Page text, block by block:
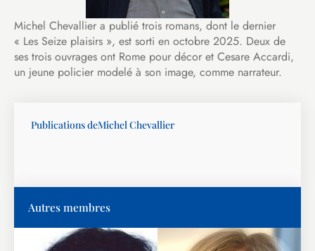
Michel Chevallier a publié trois romans, dont le dernier
« Les Seize plaisirs », est sorti en octobre 2025. Deux de
ses trois ouvrages ont Rome pour décor et Cesare Accardi,
un jeune policier modelé à son image, comme narrateur.
Publications deMichel Chevallier
Autres membres